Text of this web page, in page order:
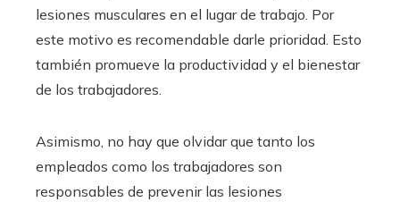
lesiones musculares en el lugar de trabajo. Por
este motivo es recomendable darle prioridad. Esto
también promueve la productividad y el bienestar
de los trabajadores.
Asimismo, no hay que olvidar que tanto los
empleados como los trabajadores son
responsables de prevenir las lesiones